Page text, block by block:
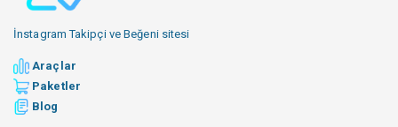
İnstagram Takipçi ve Beğeni sitesi
Araçlar
Paketler
Blog